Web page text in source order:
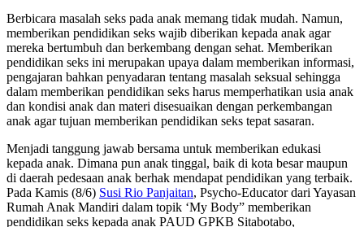
Berbicara masalah seks pada anak memang tidak mudah. Namun,
memberikan pendidikan seks wajib diberikan kepada anak agar
mereka bertumbuh dan berkembang dengan sehat. Memberikan
pendidikan seks ini merupakan upaya dalam memberikan informasi,
pengajaran bahkan penyadaran tentang masalah seksual sehingga
dalam memberikan pendidikan seks harus memperhatikan usia anak
dan kondisi anak dan materi disesuaikan dengan perkembangan
anak agar tujuan memberikan pendidikan seks tepat sasaran.
Menjadi tanggung jawab bersama untuk memberikan edukasi
kepada anak. Dimana pun anak tinggal, baik di kota besar maupun
di daerah pedesaan anak berhak mendapat pendidikan yang terbaik.
Pada Kamis (8/6) Susi Rio Panjaitan, Psycho-Educator dari Yayasan
Rumah Anak Mandiri dalam topik ‘My Body” memberikan
pendidikan seks kepada anak PAUD GPKB Sitabotabo,